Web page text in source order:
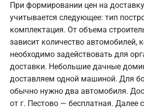
При формировании цен на
учитывается следующее: тип
комплектация. От объема
зависит количество автомобилей,
необходимо задействовать для
доставки. Небольшие дачные
доставляем одной машиной. Для
обычно нужно два автомобиля.
от г. Пестово — бесплатная. Далее